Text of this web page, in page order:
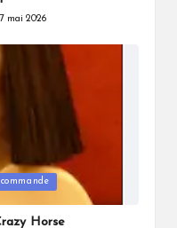
7 mai 2026
Horse